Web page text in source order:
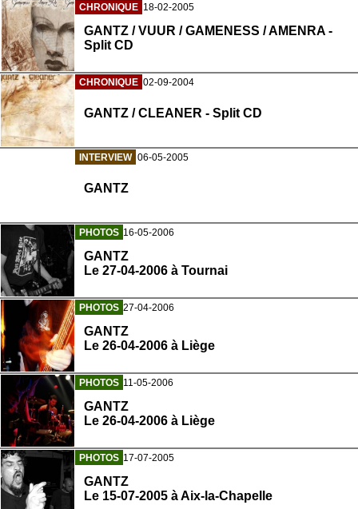
CHRONIQUE 18-02-2005
GANTZ / VUUR / GAMENESS / AMENRA -
Split CD
CHRONIQUE 02-09-2004
GANTZ / CLEANER - Split CD
INTERVIEW 06-05-2005
GANTZ
PHOTOS 16-05-2006
GANTZ
Le 27-04-2006 à Tournai
PHOTOS 27-04-2006
GANTZ
Le 26-04-2006 à Liège
PHOTOS 11-05-2006
GANTZ
Le 26-04-2006 à Liège
PHOTOS 17-07-2005
GANTZ
Le 15-07-2005 à Aix-la-Chapelle